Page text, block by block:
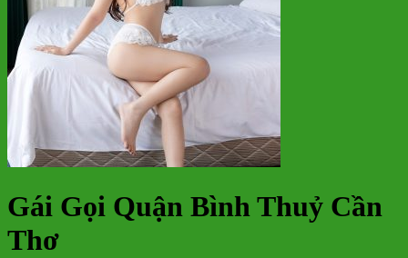
Gái Gọi Quận Bình Thuỷ Cần
Thơ